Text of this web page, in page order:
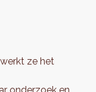
ze het